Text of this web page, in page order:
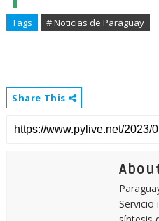
Tags # Noticias de Paraguay
Share This
Servicio